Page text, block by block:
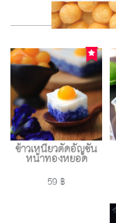
ข้าวเหนียวตัดอัญชัน
หน้าทองหยอด
59 ฿